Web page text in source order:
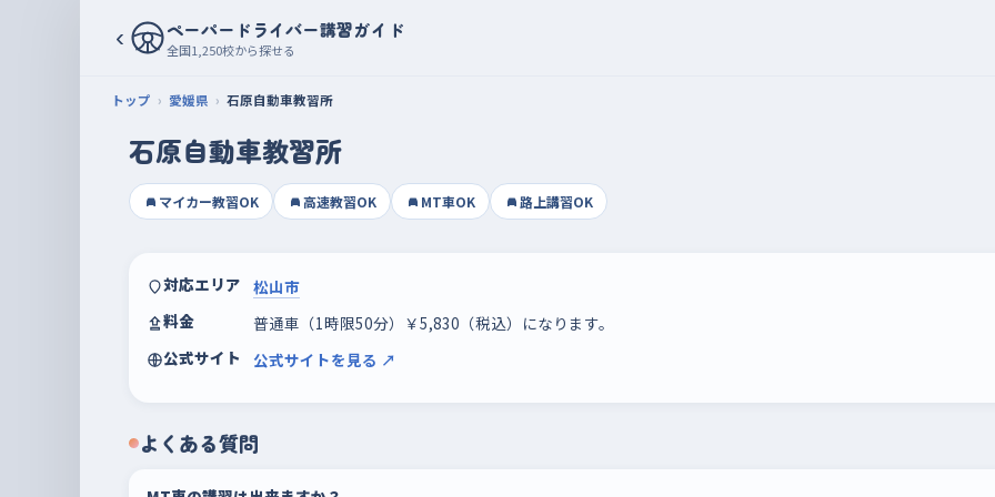
‹ ペーパードライバー講習ガイド
全国1,250校から探せる
トップ 愛媛県 石原自動車教習所
石原自動車教習所
マイカー教習OK 高速教習OK MT車OK 路上講習OK
対応エリア 松山市
料金
普通車（1時限50分）￥5,830（税込）になります。
公式サイト
公式サイトを見る ↗
よくある質問